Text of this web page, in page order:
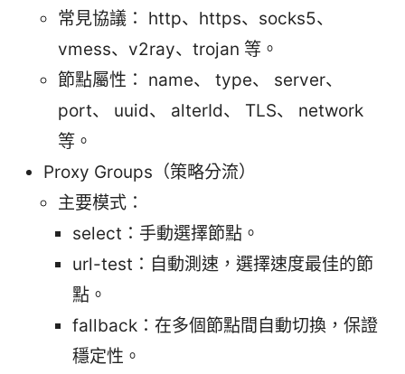
常見協議： http、https、socks5、
vmess、v2ray、trojan 等。
節點屬性： name、 type、 server、
port、 uuid、 alterId、 TLS、 network
等。
Proxy Groups（策略分流）
主要模式：
select：手動選擇節點。
url-test：自動測速，選擇速度最佳的節
點。
fallback：在多個節點間自動切換，保證
穩定性。